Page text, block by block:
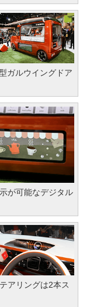
ガルウイングドア
が可能なデジタル
アリングは2本ス